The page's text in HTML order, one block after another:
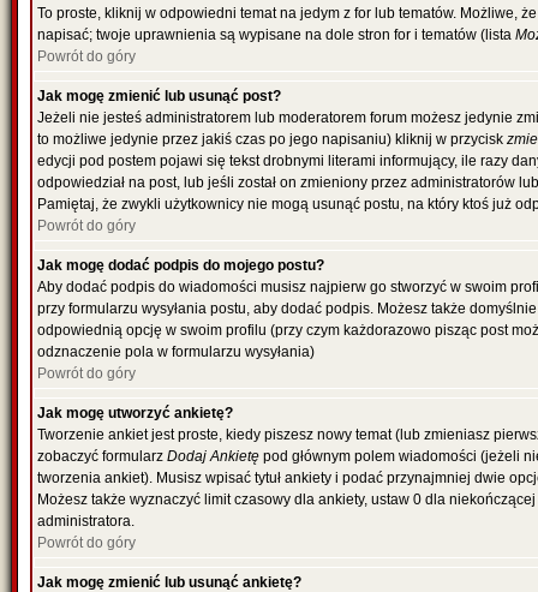
To proste, kliknij w odpowiedni temat na jedym z for lub tematów. Możliwe,
napisać; twoje uprawnienia są wypisane na dole stron for i tematów (lista
Powrót do góry
Jak mogę zmienić lub usunąć post?
Jeżeli nie jesteś administratorem lub moderatorem forum możesz jedynie
to możliwe jedynie przez jakiś czas po jego napisaniu) kliknij w przycisk
edycji pod postem pojawi się tekst drobnymi literami informujący, ile razy
odpowiedział na post, lub jeśli został on zmieniony przez administratorów
Pamiętaj, że zwykli użytkownicy nie mogą usunąć postu, na który ktoś już
Powrót do góry
Jak mogę dodać podpis do mojego postu?
Aby dodać podpis do wiadomości musisz najpierw go stworzyć w swoim
przy formularzu wysyłania postu, aby dodać podpis. Możesz także
odpowiednią opcję w swoim profilu (przy czym każdorazowo pisząc post
odznaczenie pola w formularzu wysyłania)
Powrót do góry
Jak mogę utworzyć ankietę?
Tworzenie ankiet jest proste, kiedy piszesz nowy temat (lub zmieniasz
zobaczyć formularz Dodaj Ankietę pod głównym polem wiadomości (jeżeli
tworzenia ankiet). Musisz wpisać tytuł ankiety i podać przynajmniej dwie
Możesz także wyznaczyć limit czasowy dla ankiety, ustaw 0 dla
administratora.
Powrót do góry
Jak mogę zmienić lub usunąć ankietę?